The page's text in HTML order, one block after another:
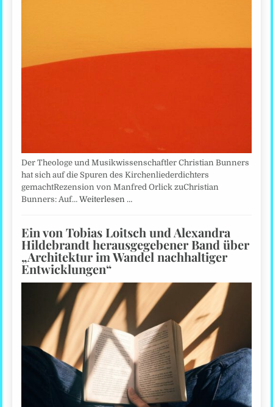
Der Theologe und Musikwissenschaftler Christian Bunners
hat sich auf die Spuren des Kirchenliederdichters
gemachtRezension von Manfred Orlick zuChristian
Bunners: Auf…Weiterlesen …
Ein von Tobias Loitsch und Alexandra
Hildebrandt herausgegebener Band über
„Architektur im Wandel nachhaltiger
Entwicklungen“